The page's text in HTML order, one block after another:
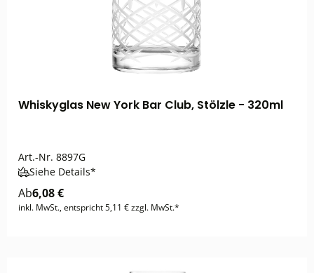
Whiskyglas New York Bar Club, Stölzle - 320ml
Art.-Nr. 8897G
Siehe Details*
Ab6,08 €
inkl. MwSt., entspricht 5,11 € zzgl. MwSt.*